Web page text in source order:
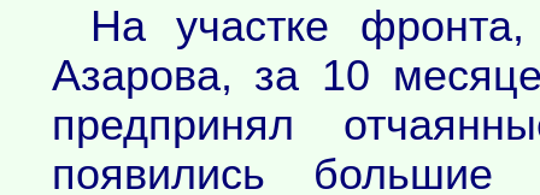
На участке
Азарова, за 10
предпринял
появились большие